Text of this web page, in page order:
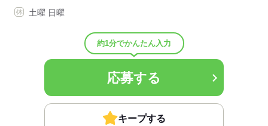
土曜 日曜
約1分でかんたん入力
応募する
キープする